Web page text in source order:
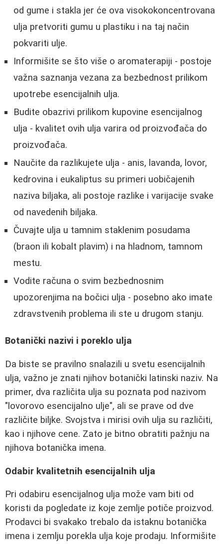
od gume i stakla jer će ova visokokoncentrovana
ulja pretvoriti gumu u plastiku i na taj način
pokvariti ulje.
Informišite se što više o aromaterapiji - postoje
važna saznanja vezana za bezbednost prilikom
upotrebe esencijalnih ulja.
Budite obazrivi prilikom kupovine esencijalnog
ulja - kvalitet ovih ulja varira od proizvođača do
proizvođača.
Naučite da razlikujete ulja - anis, lavanda, lovor,
kedrovina i eukaliptus su primeri uobičajenih
naziva biljaka, ali postoje razlike i varijacije svake
od navedenih biljaka.
Čuvajte ulja u tamnim staklenim posudama
(braon ili kobalt plavim) i na hladnom, tamnom
mestu.
Vodite računa o svim bezbednosnim
upozorenjima na bočici ulja - posebno ako imate
zdravstvenih problema ili ste u drugom stanju.
Botanički nazivi i poreklo ulja
Da biste se pravilno snalazili u svetu esencijalnih
ulja, važno je znati njihov botanički latinski naziv. Na
primer, dva različita ulja su poznata pod nazivom
"lovorovo esencijalno ulje", ali se prave od dve
različite biljke. Svojstva i mirisi ovih ulja su različiti,
kao i njihove cene. Zato je bitno obratiti pažnju na
njihova botanička imena.
Odabir kvalitetnih esencijalnih ulja
Pri odabiru esencijalnog ulja može vam biti od
koristi da pogledate iz koje zemlje potiče proizvod.
Prodavci bi svakako trebalo da istaknu botanička
imena i zemlju porekla ulja koje prodaju. Informišite